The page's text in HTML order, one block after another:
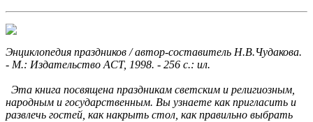
Энциклопедия праздников / автор-составитель Н.В.Чудакова.
- М.: Издательство АСТ, 1998. - 256 с.: ил.
Эта книга посвящена праздникам светским и религиозным,
народным и государственным. Вы узнаете как пригласить и
развлечь гостей, как накрыть стол, как правильно выбрать